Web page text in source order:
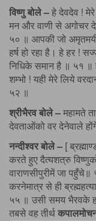
विष्णु बोले –हे देवदेव !
मन और वाणी से अगोचर
५० ॥ आपकी जो अमृतमयी
हर्ष हो रहा है। हे हर !
निधिके समान है ॥ ५१ ॥
शम्भो ! यही मेरे लिये
५२ ॥
श्रीभैरव बोले –महामते
देवताओंको वर देनेवाले
नन्दीश्वर बोले – [
करते हुए दैत्यशत्रु
वाराणसीपुरीमें जा
करनेमात्र से ही
५५ ॥ उसी समय भैरवके
तबसे वह तीर्थ